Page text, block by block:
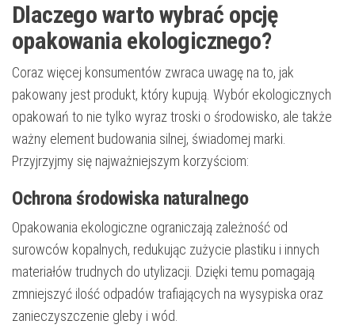
Dlaczego warto wybrać opcję
opakowania ekologicznego?
Coraz więcej konsumentów zwraca uwagę na to, jak
pakowany jest produkt, który kupują. Wybór ekologicznych
opakowań to nie tylko wyraz troski o środowisko, ale także
ważny element budowania silnej, świadomej marki.
Przyjrzyjmy się najważniejszym korzyściom:
Ochrona środowiska naturalnego
Opakowania ekologiczne ograniczają zależność od
surowców kopalnych, redukując zużycie plastiku i innych
materiałów trudnych do utylizacji. Dzięki temu pomagają
zmniejszyć ilość odpadów trafiających na wysypiska oraz
zanieczyszczenie gleby i wód.